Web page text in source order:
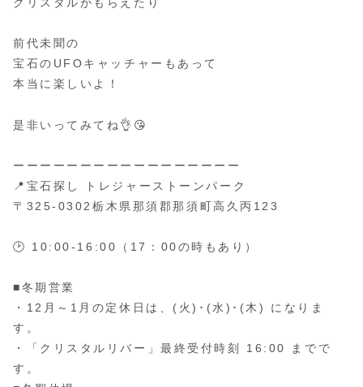
クリスタルがもらえたり
前代未聞の
宝石のUFOキャッチャーもあって
本当に楽しいよ！
是非いってみてね👌😘
ーーーーーーーーーーーーーーーーー
📍宝石探し トレジャーストーンパーク
〒325-0302栃木県那須郡那須町高久丙123
🕑 10:00-16:00（17：00の時もあり）
■冬期営業
・12月～1月の定休日は、(火)･(水)･(木) になりま
す。
・「クリスタルリバー」最終受付時刻 16:00 までで
す。